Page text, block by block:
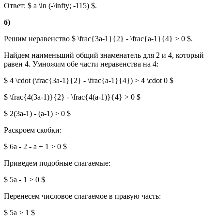
Ответ: $ a \in (-\infty; -115) $.
б)
Решим неравенство $ \frac{3a-1}{2} - \frac{a-1}{4} > 0 $.
Найдем наименьший общий знаменатель для 2 и 4, который
равен 4. Умножим обе части неравенства на 4:
$ 4 \cdot (\frac{3a-1}{2} - \frac{a-1}{4}) > 4 \cdot 0 $
$ \frac{4(3a-1)}{2} - \frac{4(a-1)}{4} > 0 $
$ 2(3a-1) - (a-1) > 0 $
Раскроем скобки:
$ 6a - 2 - a + 1 > 0 $
Приведем подобные слагаемые:
$ 5a - 1 > 0 $
Перенесем числовое слагаемое в правую часть:
$ 5a > 1 $